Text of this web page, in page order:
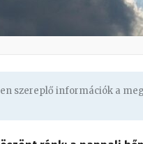
szereplő információk a